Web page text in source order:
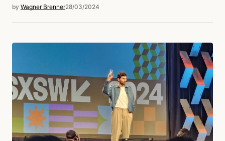
by Wagner Brenner28/03/2024